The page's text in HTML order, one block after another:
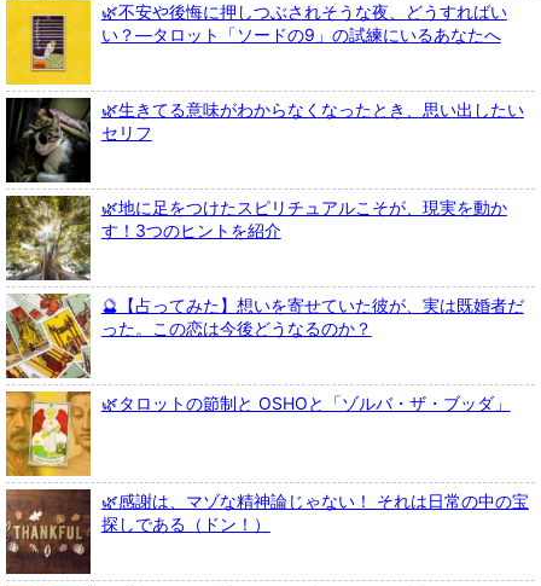
🌿不安や後悔に押しつぶされそうな夜、どうすればい
い？—タロット「ソードの9」の試練にいるあなたへ
🌿生きてる意味がわからなくなったとき、思い出したい
セリフ
🌿地に足をつけたスピリチュアルこそが、現実を動か
す！3つのヒントを紹介
🔮【占ってみた】想いを寄せていた彼が、実は既婚者だ
った。この恋は今後どうなるのか？
🌿タロットの節制と OSHOと「ゾルバ・ザ・ブッダ」
🌿感謝は、マゾな精神論じゃない！ それは日常の中の宝
探しである（ドン！）